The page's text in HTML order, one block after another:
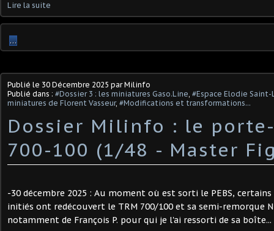
Lire la suite
…
Publié le 30 Décembre 2025 par Milinfo
Publié dans : #Dossier 3 : les miniatures Gaso.Line, #Espace Elodie Saint-
miniatures de Florent Vasseur, #Modifications et transformations...
Dossier Milinfo : le
700-100 (1/48 - Master
-30 décembre 2025 : Au moment où est sorti le PEBS,
initiés ont redécouvert le TRM 700/100 et sa semi-remorque
notamment de François P. pour qui je l'ai ressorti de sa